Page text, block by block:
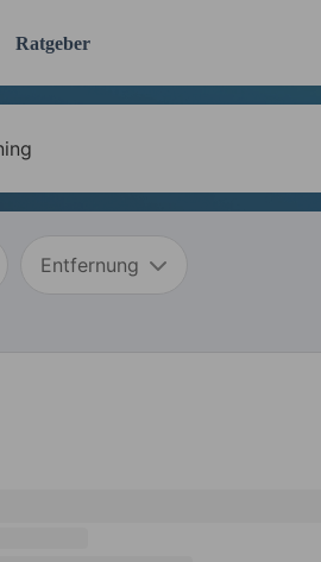
Ratgeber
Entfernung